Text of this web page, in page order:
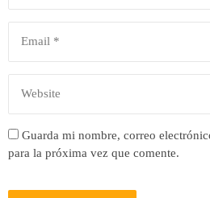
Guarda mi nombre, correo
para la próxima vez que comente.